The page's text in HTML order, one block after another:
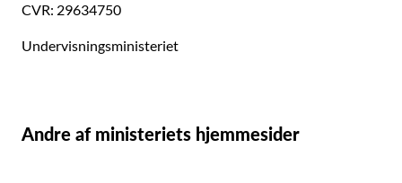
CVR: 29634750
Undervisningsministeriet
Andre af ministeriets hjemmesider